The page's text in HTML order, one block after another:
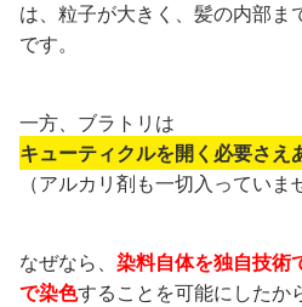
は、粒子が大きく、髪の内部ま
です。
一方、ブラトリは
キューティクルを開く必要さえ
（アルカリ剤も一切入っていま
なぜなら、 染料自体を独自技術
で染色することを可能にしたか